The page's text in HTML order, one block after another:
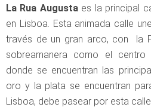
La Rua Augustaes la principal
en Lisboa. Esta animada calle
través de un gran arco, con la
sobreamanera como el
donde se encuentran las
oro y la plata se encuentran
Lisboa, debe pasear por esta calle.